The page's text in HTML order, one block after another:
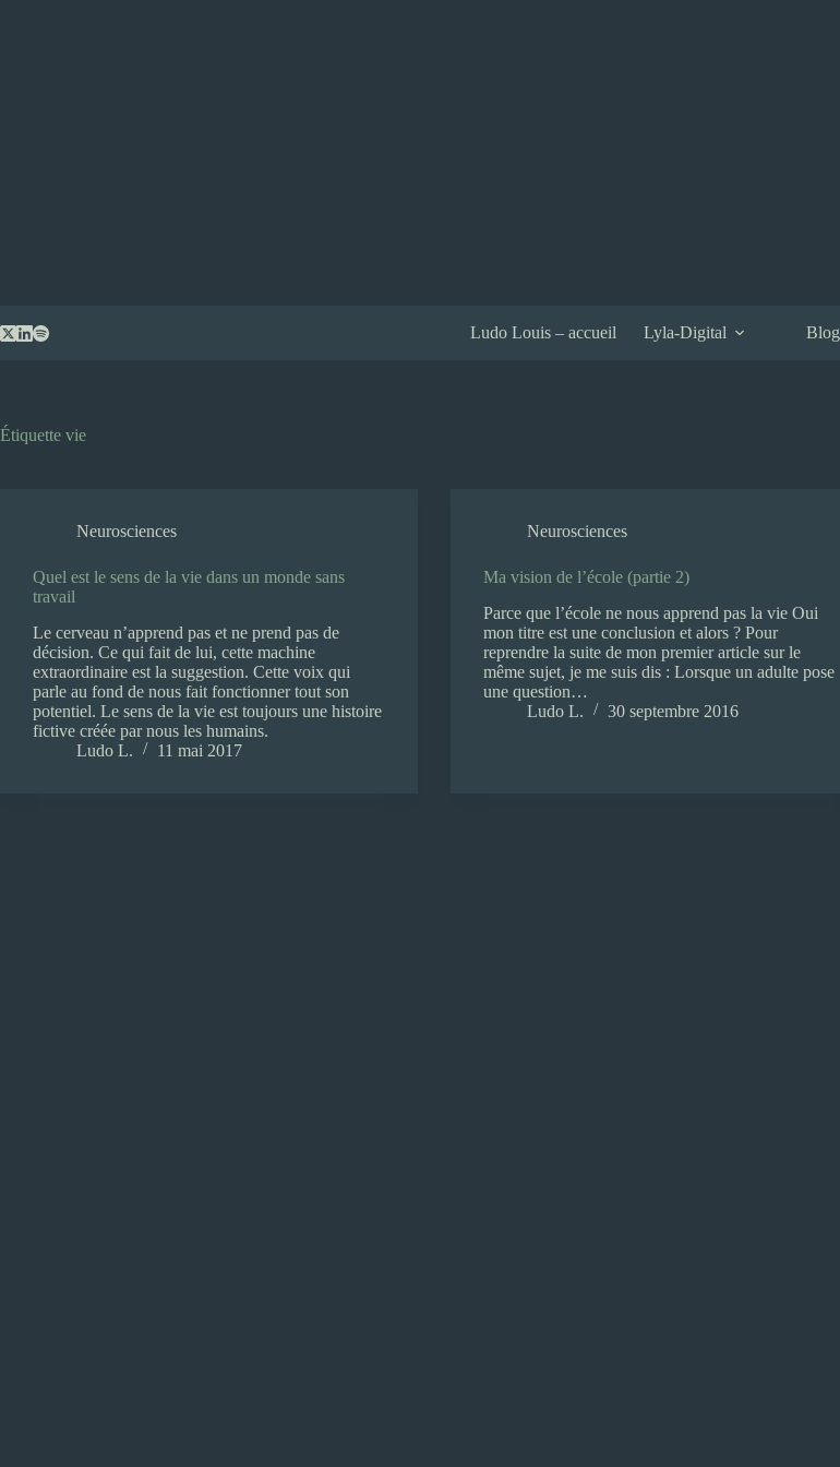
au
Ludo Louis – accueil Lyla-Digital Blog
Étiquette vie
Neurosciences
Quel est le sens de la vie dans un monde sans
travail
Le cerveau n’apprend pas et ne prend pas de
décision. Ce qui fait de lui, cette machine
extraordinaire est la suggestion. Cette voix qui
parle au fond de nous fait fonctionner tout son
potentiel. Le sens de la vie est toujours une histoire
fictive créée par nous les humains.
Ludo L.
11 mai 2017
Neurosciences
Ma vision de l’école (partie 2)
Parce que l’école ne nous apprend pas la vie Oui
mon titre est une conclusion et alors ? Pour
reprendre la suite de mon premier article sur le
même sujet, je me suis dis : Lorsque un adulte pose
une question…
Ludo L.
30 septembre 2016